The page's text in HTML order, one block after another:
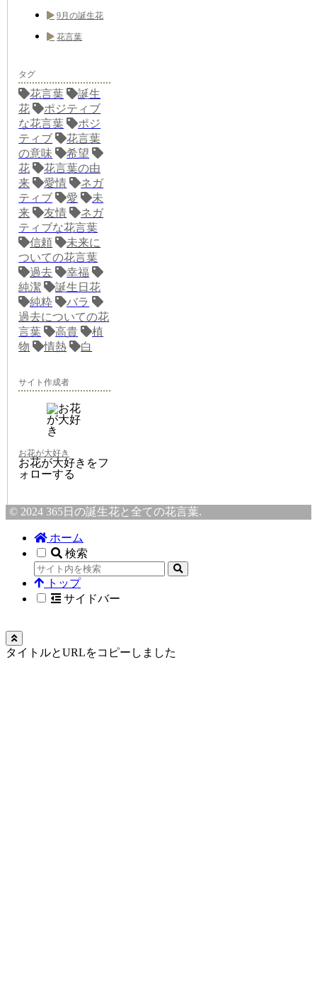
9月の誕生花
花言葉
タグ
花言葉
誕生
花
ポジティブ
な花言葉
ポジ
ティブ
花言葉
の意味
希望
花
花言葉の由
来
愛情
ネガ
ティブ
愛
未
来
友情
ネガ
ティブな花言葉
信頼
未来に
ついての花言葉
過去
幸福
純潔
誕生日花
純粋
バラ
過去についての花
言葉
高貴
植
物
情熱 白
サイト作成者
お花が大好き
お花が大好きをフ
ォローする
© 2024 365日の誕生花と全ての花言葉.
ホーム
検索
トップ
サイドバー
タイトルとURLをコピーしました